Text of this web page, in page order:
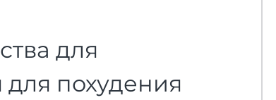
для
похудения